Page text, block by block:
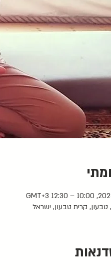
טבעון, קרית טבעון, ישראל